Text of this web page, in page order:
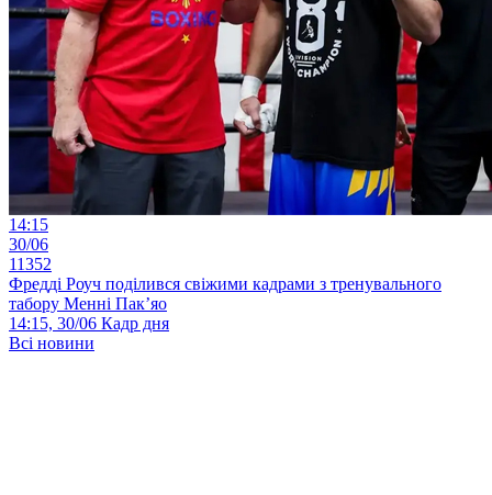
14:15
30/06
11352
Фредді Роуч поділився свіжими кадрами з тренувального
табору Менні Пак’яо
14:15, 30/06 Кадр дня
Всі новини